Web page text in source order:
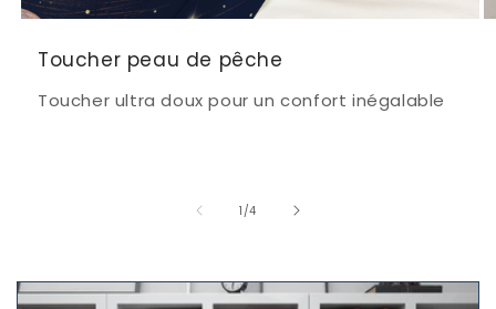
Toucher peau de pêche
Toucher ultra doux pour un confort inégalable
1 /de
4